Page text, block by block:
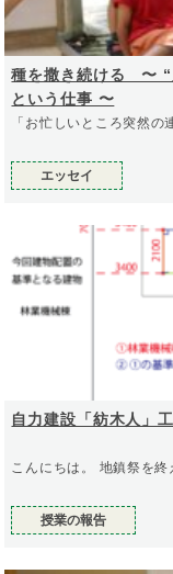
種を撒き続ける 〜 “
という仕事 〜
エッセイ
自力建設「紡木人」
こんにちは。 地鎮祭を
授業の報告